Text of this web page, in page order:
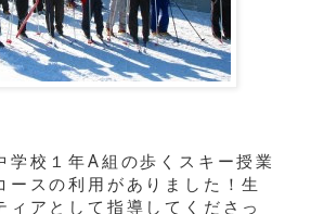
学校１年A組の歩くスキー授業
ースの利用がありました！生
ィアとして指導してくださっ